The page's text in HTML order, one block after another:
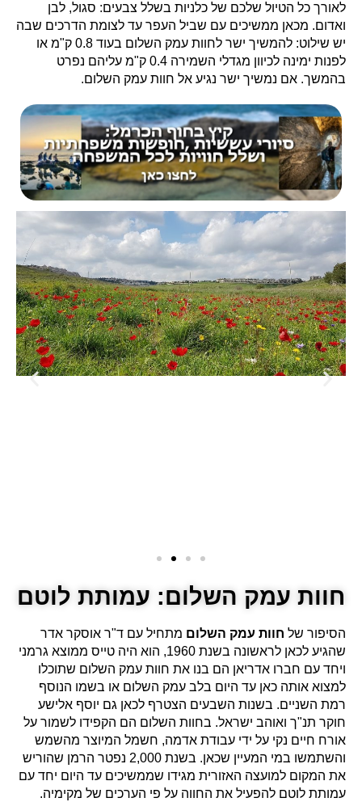
לאורך כל הטיול שלכם של כלניות בשלל צבעים: סגול, לבן
ואדום. מכאן ממשיכים עם שביל העפר עד לצומת הדרכים שבה
יש שילוט: להמשיך ישר לחוות עמק השלום בעוד 0.8 ק"מ או
לפנות ימינה לכיוון מגדלי השמירה 0.4 ק"מ עליהם נפרט
בהמשך. אם נמשיך ישר נגיע אל חוות עמק השלום.
חוות עמק השלום: עמותת לוטם
הסיפור של חוות עמק השלום מתחיל עם ד"ר אוסקר אדר
שהגיע לכאן לראשונה בשנת 1960, הוא היה טייס ממוצא גרמני
ויחד עם חברו אדריאן הם בנו את חוות עמק השלום שתוכלו
למצוא אותה כאן עד היום בלב עמק השלום או בשמו הנוסף
רמת השניים. בשנות השבעים הצטרף לכאן גם יוסף אלישע
חוקר תנ"ך ואוהב ישראל. בחוות השלום הם הקפידו לשמור על
אורח חיים נקי על ידי עבודת אדמה, חשמל המיוצר מהשמש
והשתמשו במי המעיין שכאן. בשנת 2,000 נפטר הרמן שהוריש
את המקום למועצה האזורית מגידו שממשיכים עד היום יחד עם
עמותת לוטם להפעיל את החווה על פי הערכים של מקימיה.